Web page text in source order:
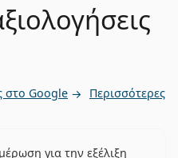
στο Google Περισσότερες
για την εξέλιξη